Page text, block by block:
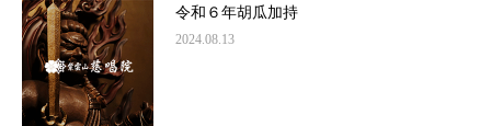
令和６年胡瓜加持
2024.08.13